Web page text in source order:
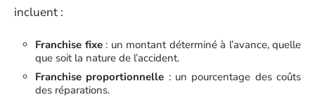
incluent :
Franchise fixe: un montant déterminé à l’avance, quelle
que soit la nature de l’accident.
Franchise proportionnelle : un pourcentage des coûts
des réparations.